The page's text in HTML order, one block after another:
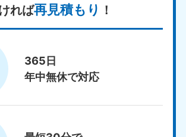
れば再見積もり ！
365日
年中無休で対応